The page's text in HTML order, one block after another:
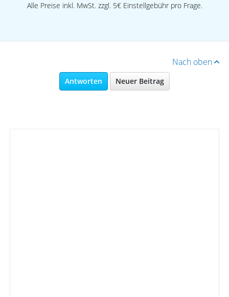
Alle Preise inkl. MwSt. zzgl. 5€ Einstellgebühr pro Frage.
Nach oben
Antworten Neuer Beitrag